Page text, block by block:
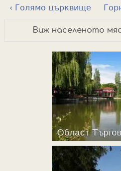
‹ Голямо църквище
Виж населеното